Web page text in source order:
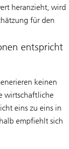
heranzieht, wird
für den
entspricht
keinen
wirtschaftliche
eins zu eins in
empfiehlt sich